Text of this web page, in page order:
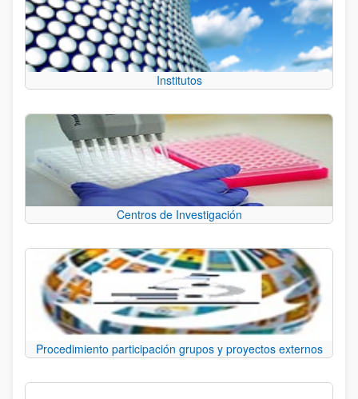
Institutos
Centros de Investigación
Procedimiento participación grupos y proyectos externos